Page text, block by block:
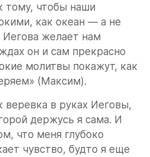
тому, чтобы наши
как океан — а не
желает нам
он и сам прекрасно
молитвы покажут, как
(Максим).
в руках Иеговы,
держусь я сама. И
что меня глубоко
чувство, будто я еще